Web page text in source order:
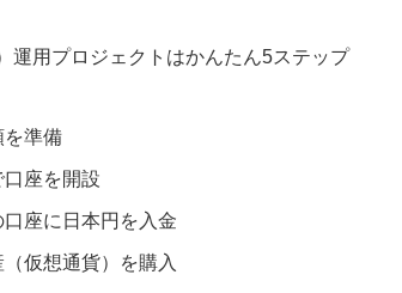
運用プロジェクトはかんたん5ステップ
準備
座を開設
座に日本円を入金
仮想通貨）を購入